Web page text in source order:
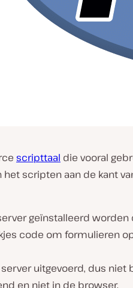
scripttaal die vooral
scripten aan de kant
geïnstalleerd
code om formulieren
uitgevoerd, dus niet
en niet in de browser.